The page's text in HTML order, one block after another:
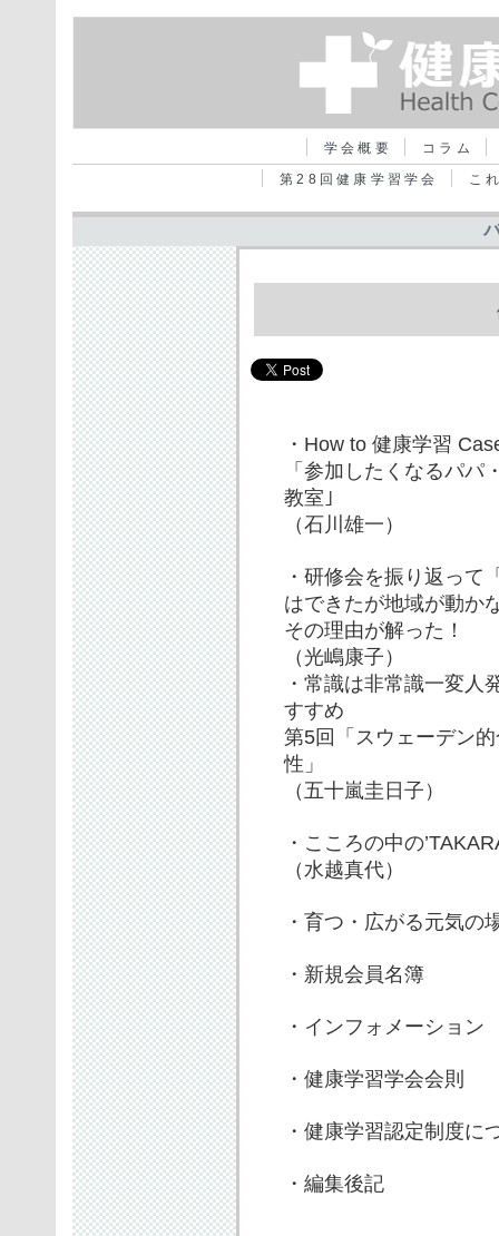
学会概要
コラム
第28回健康学習学会
こ
・How to 健康学習
「参加したくなるパパ
教室｣
（石川雄一）
・研修会を振り返って
はできたが地域が動か
その理由が解った！
（光嶋康子）
・常識は非常識一変人
すすめ
第5回「スウェーデン
性」
（五十嵐圭日子）
・こころの中の
（水越真代）
・育つ・広がる元気の
・新規会員名簿
・インフォメーション
・健康学習学会会則
・健康学習認定制度に
・編集後記